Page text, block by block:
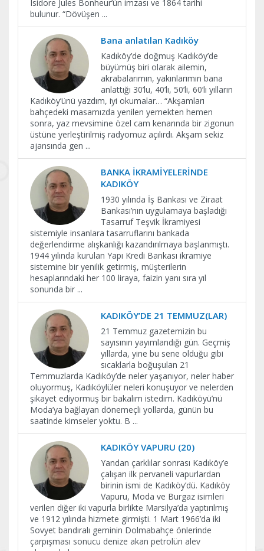
Isidore Jules Bonheur’ün imzası ve 1864 tarihi
bulunur. “Dövüşen ...
Bana anlatılan Kadıköy
Kadıköy’de doğmuş Kadıköy’de
büyümüş biri olarak ailemin,
akrabalarımın, yakınlarımın bana
anlattığı 30’lu, 40’lı, 50’li, 60’lı yılların
Kadıköy’ünü yazdım, iyi okumalar… “Akşamları
bahçedeki masamızda yenilen yemekten hemen
sonra, yaz mevsimine özel cam kenarında bir zigonun
üstüne yerleştirilmiş radyomuz açılırdı. Akşam sekiz
ajansında gen ...
BANKA İKRAMİYELERİNDE
KADIKÖY
1930 yılında İş Bankası ve Ziraat
Bankası’nın uygulamaya başladığı
Tasarruf Teşvik İkramiyesi
sistemiyle insanlara tasarruflarını bankada
değerlendirme alışkanlığı kazandırılmaya başlanmıştı.
1944 yılında kurulan Yapı Kredi Bankası ikramiye
sistemine bir yenilik getirmiş, müşterilerin
hesaplarındaki her 100 liraya, faizin yanı sıra yıl
sonunda bir ...
KADIKÖY’DE 21 TEMMUZ(LAR)
21 Temmuz gazetemizin bu
sayısının yayımlandığı gün. Geçmiş
yıllarda, yine bu sene olduğu gibi
sıcaklarla boğuşulan 21
Temmuzlarda Kadıköy’de neler yaşanıyor, neler haber
oluyormuş, Kadıköylüler neleri konuşuyor ve nelerden
şikayet ediyormuş bir bakalım istedim. Kadıköyü’nü
Moda’ya bağlayan dönemeçli yollarda, günün bu
saatinde kimseler yoktu. B ...
KADIKÖY VAPURU (20)
Yandan çarklılar sonrası Kadıköy’e
çalışan ilk pervaneli vapurlardan
birinin ismi de Kadıköy’dü. Kadıköy
Vapuru, Moda ve Burgaz isimleri
verilen diğer iki vapurla birlikte Marsilya’da yaptırılmış
ve 1912 yılında hizmete girmişti. 1 Mart 1966’da iki
Sovyet bandıralı geminin Dolmabahçe önlerinde
çarpışması sonucu denize akan petrolün alev